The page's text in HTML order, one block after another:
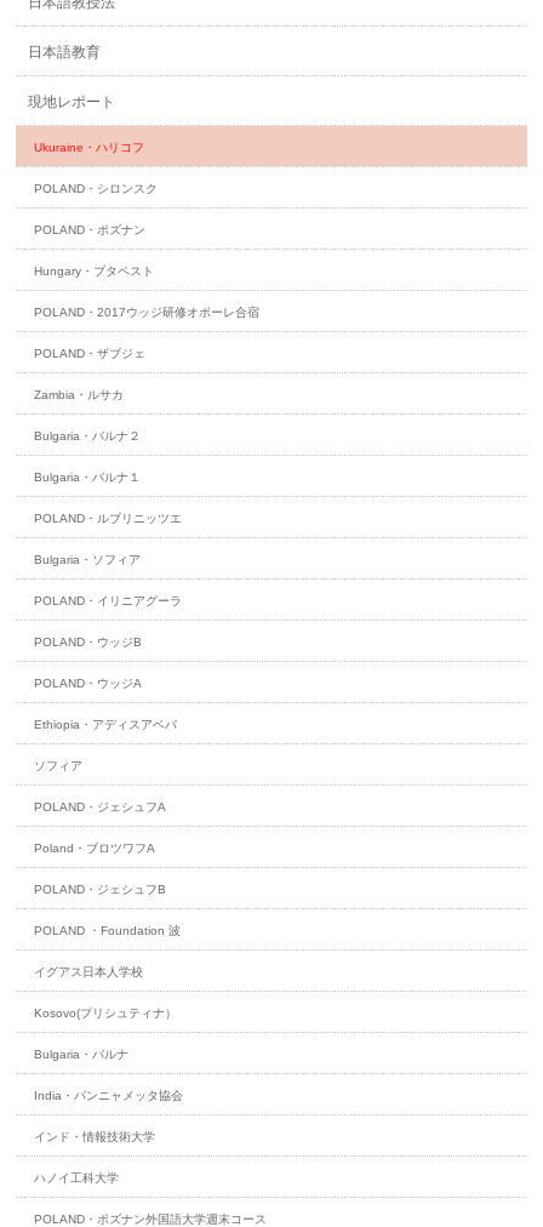
日本語教育
現地レポート
Ukuraine・ハリコフ
POLAND・シロンスク
POLAND・ポズナン
Hungary・ブタペスト
POLAND・2017ウッジ研修オポーレ合宿
POLAND・ザブジェ
Zambia・ルサカ
Bulgaria・バルナ２
Bulgaria・バルナ１
POLAND・ルブリニッツエ
Bulgaria・ソフィア
POLAND・イリニアグーラ
POLAND・ウッジB
POLAND・ウッジA
Ethiopia・アディスアベバ
ソフィア
POLAND・ジェシュフA
Poland・ブロツワフA
POLAND・ジェシュフB
POLAND ・Foundation 波
イグアス日本人学校
Kosovo(プリシュティナ）
Bulgaria・バルナ
India・パンニャメッタ協会
インド・情報技術大学
ハノイ工科大学
POLAND・ポズナン外国語大学週末コース